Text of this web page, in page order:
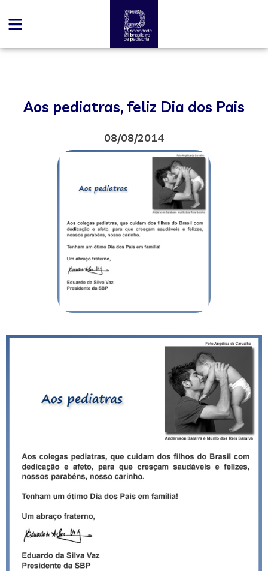
Aos pediatras, feliz Dia dos Pais
08/08/2014